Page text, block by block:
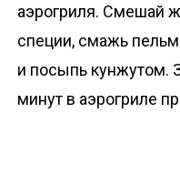
аэрогриля. Смешай
специи, смажь
и посыпь кунжутом.
минут в аэрогриле